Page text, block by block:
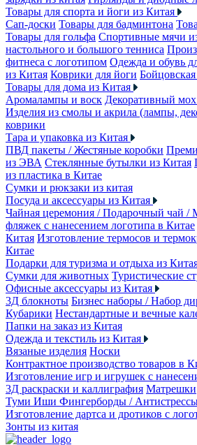
Товары для спорта и йоги из Китая
Сап-доски Товары для бадминтона
Товары для гольфа Спортивные мячи
настольного и большого тенниса
фитнеса с логотипом Одежда и обувь
из Китая Коврики для йоги
Товары для дома из Китая
Аромалампы и воск Декоративный
Изделия из смолы и акрила (лампы,
коврики
Тара и упаковка из Китая
ПВД пакеты / Жестяные коробки
из ЭВА Стеклянные бутылки из Китая
из пластика в Китае
Сумки и рюкзаки из китая
Посуда и аксессуары из Китая
Чайная церемония / Подарочный чай /
фляжек с нанесением логотипа в Китае
Китая Изготовление термосов и
Китае
Подарки для туризма и отдыха из
Сумки для животных Туристические
Офисные аксессуары из Китая
3Д блокноты Бизнес наборы / Набор
Кубарики Нестандартные и вечные
Папки на заказ из Китая
Одежда и текстиль из Китая
Вязаные изделия Носки
Контрактное производство товаров в
Изготовление игр и игрушек с
3Д раскраски и каллиграфия Матрешки
Туми Иши Фингерборды /
Изготовление дартса и дротиков с
Зонты из китая